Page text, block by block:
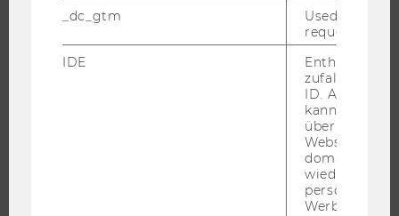
_dc_gtm
Used to
request rate.
IDE
Enthält eine
ID. Anhand
kann Google
über
Websites
Werbung